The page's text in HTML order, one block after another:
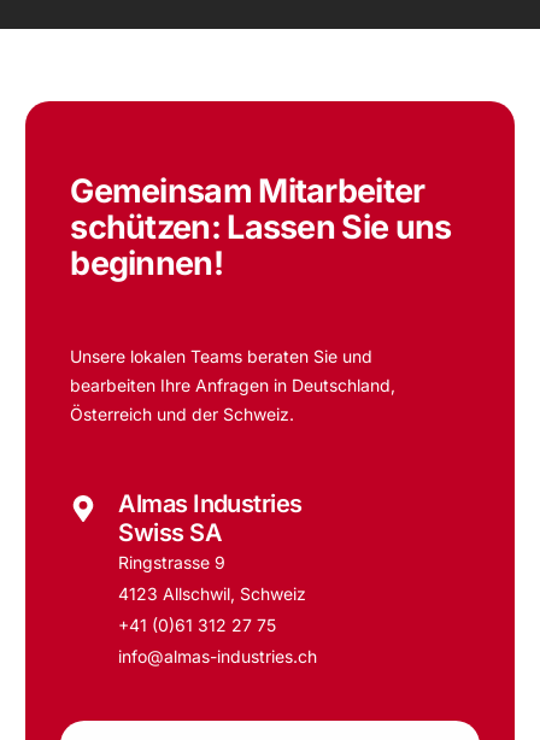
Gemeinsam Mitarbeiter
schützen: Lassen Sie uns
beginnen!
Unsere lokalen Teams beraten Sie und
bearbeiten Ihre Anfragen in Deutschland,
Österreich und der Schweiz.
Almas Industries
Swiss SA
Ringstrasse 9
4123 Allschwil, Schweiz
+41 (0)61 312 27 75
info@almas-industries.ch